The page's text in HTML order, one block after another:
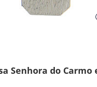
Senhora do Carmo